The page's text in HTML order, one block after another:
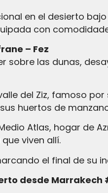
en el desierto
con
– Fez
sobre las dunas,
del Ziz, famoso
huertos de
Atlas, hogar de
viven allí.
el final de su
desde Marrakech